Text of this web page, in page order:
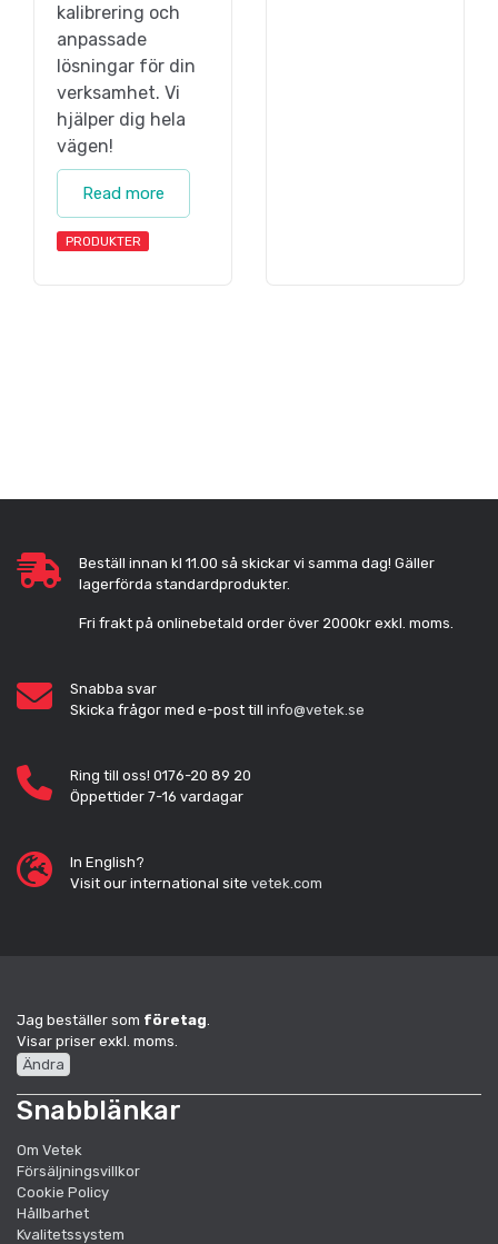
kalibrering och
anpassade
lösningar för din
verksamhet. Vi
hjälper dig hela
vägen!
Read more
PRODUKTER
Beställ innan kl 11.00 så skickar vi samma dag! Gäller
lagerförda standardprodukter.
Fri frakt på onlinebetald order över 2000kr exkl. moms.
Snabba svar
Skicka frågor med e-post till info@vetek.se
Ring till oss! 0176-20 89 20
Öppettider 7-16 vardagar
In English?
Visit our international site vetek.com
Jag beställer som företag.
Visar priser exkl. moms.
Ändra
Snabblänkar
Om Vetek
Försäljningsvillkor
Cookie Policy
Hållbarhet
Kvalitetssystem